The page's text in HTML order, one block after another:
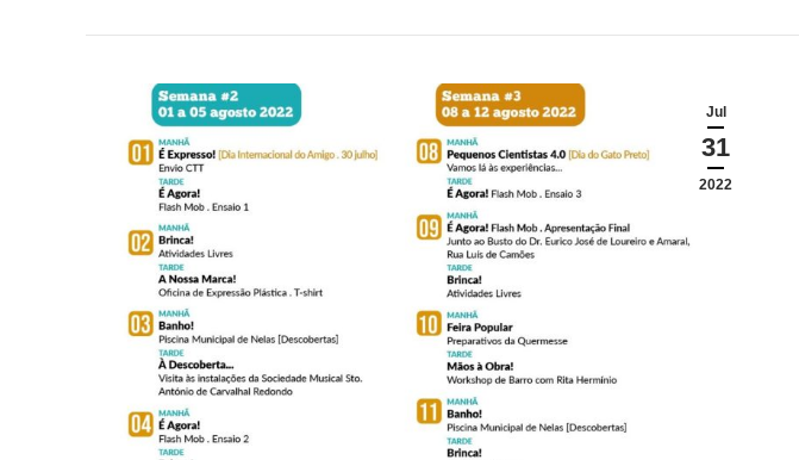
Jul
31
2022